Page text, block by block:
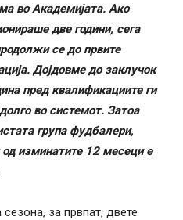
во Академијата. Ако
две години, сега
се до првите
Дојдовме до заклучок
пред квалификациите ги
во системот. Затоа
група фудбалери,
изминатите 12 месеци е
за првпат, двете